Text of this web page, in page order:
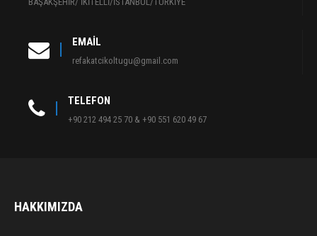
EMAIL
refakatcikoltugu@gmail.com
TELEFON
+90 212 494 25 70 & +90 551 620 49 67
HAKKIMIZDA